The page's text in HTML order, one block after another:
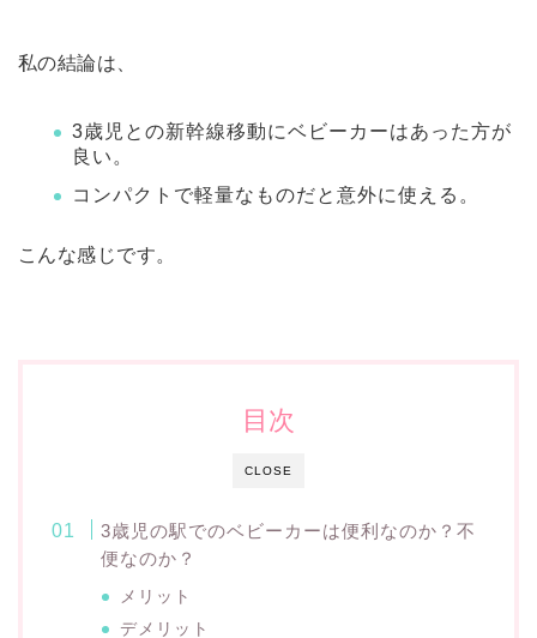
私の結論は、
3歳児との新幹線移動にベビーカーはあった方が
良い。
コンパクトで軽量なものだと意外に使える。
こんな感じです。
CLOSE
目次
3歳児の駅でのベビーカーは便利なのか？不
便なのか？
メリット
デメリット